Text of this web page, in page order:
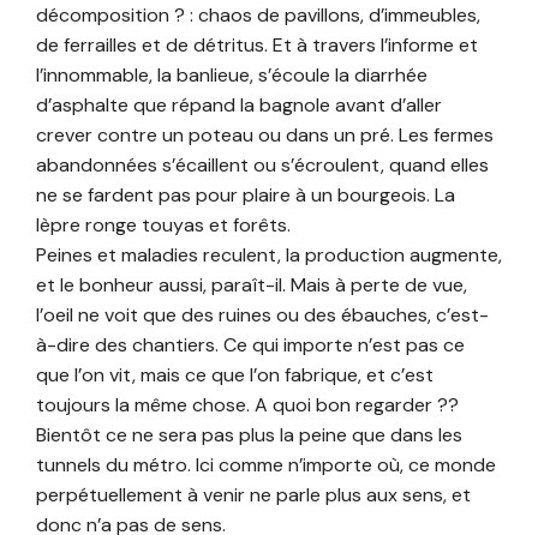
décomposition ? : chaos de pavillons, d’immeubles,
de ferrailles et de détritus. Et à travers l’informe et
l’innommable, la banlieue, s’écoule la diarrhée
d’asphalte que répand la bagnole avant d’aller
crever contre un poteau ou dans un pré. Les fermes
abandonnées s’écaillent ou s’écroulent, quand elles
ne se fardent pas pour plaire à un bourgeois. La
lèpre ronge touyas et forêts.
Peines et maladies reculent, la production augmente,
et le bonheur aussi, paraît-il. Mais à perte de vue,
l’oeil ne voit que des ruines ou des ébauches, c’est-
à-dire des chantiers. Ce qui importe n’est pas ce
que l’on vit, mais ce que l’on fabrique, et c’est
toujours la même chose. A quoi bon regarder ??
Bientôt ce ne sera pas plus la peine que dans les
tunnels du métro. Ici comme n’importe où, ce monde
perpétuellement à venir ne parle plus aux sens, et
donc n’a pas de sens.